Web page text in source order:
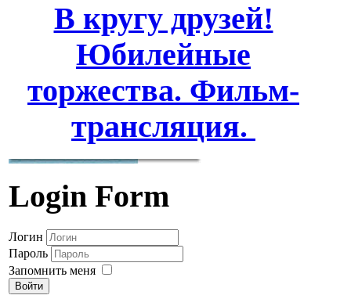
В кругу друзей!
Юбилейные
торжества. Фильм-
трансляция.
Login Form
Логин
Пароль
Запомнить меня
Войти